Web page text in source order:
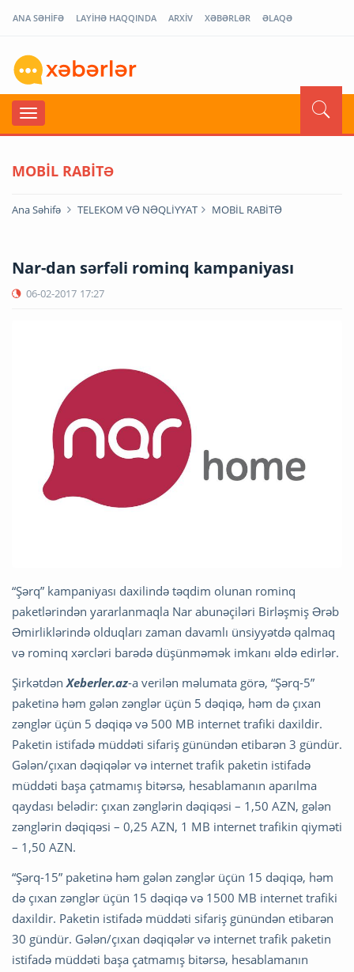
ANA SƏHİFƏ LAYİHƏ HAQQINDA ARXİV XƏBƏRLƏR ƏLAQƏ
MOBİL RABİTƏ
Ana Səhifə TELEKOM VƏ NƏQLİYYAT MOBİL RABİTƏ
Nar-dan sərfəli rominq kampaniyası
06-02-2017 17:27
“Şərq” kampaniyası daxilində təqdim olunan rominq
paketlərindən yararlanmaqla Nar abunəçiləri Birləşmiş Ərəb
Əmirliklərində olduqları zaman davamlı ünsiyyətdə qalmaq
və rominq xərcləri barədə düşünməmək imkanı əldə edirlər.
Şirkətdən Xeberler.az-a verilən məlumata görə, “Şərq-5”
paketinə həm gələn zənglər üçün 5 dəqiqə, həm də çıxan
zənglər üçün 5 dəqiqə və 500 MB internet trafiki daxildir.
Paketin istifadə müddəti sifariş günündən etibarən 3 gündür.
Gələn/çıxan dəqiqələr və internet trafik paketin istifadə
müddəti başa çatmamış bitərsə, hesablamanın aparılma
qaydası belədir: çıxan zənglərin dəqiqəsi – 1,50 AZN, gələn
zənglərin dəqiqəsi – 0,25 AZN, 1 MB internet trafikin qiyməti
– 1,50 AZN.
“Şərq-15” paketinə həm gələn zənglər üçün 15 dəqiqə, həm
də çıxan zənglər üçün 15 dəqiqə və 1500 MB internet trafiki
daxildir. Paketin istifadə müddəti sifariş günündən etibarən
30 gündür. Gələn/çıxan dəqiqələr və internet trafik paketin
istifadə müddəti başa çatmamış bitərsə, hesablamanın